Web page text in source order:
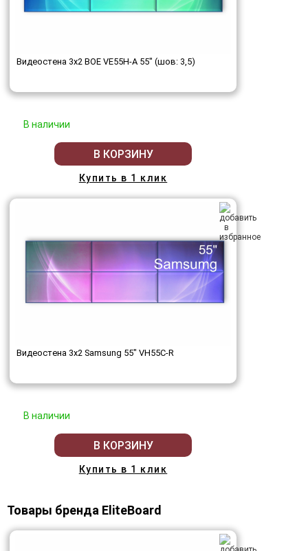
Видеостена 3x2 BOE VE55H-A 55" (шов: 3,5)
В наличии
В КОРЗИНУ
Купить в 1 клик
Видеостена 3x2 Samsung 55" VH55C-R
В наличии
В КОРЗИНУ
Купить в 1 клик
Товары бренда EliteBoard